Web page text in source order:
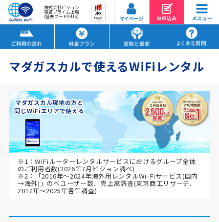
株式会社ビジョン
東証プライム上場
(証券コード9416)
マダガスカルで使えるWiFiレンタル
マダガスカル現地の方と
同じWiFiエリアで使える
※1：WiFiルーターレンタルサービスにおけるグループ全体
のご利用者数(2026年7月ビジョン調べ)
※2：「2016年～2024年海外用レンタルWi-Fiサービス(国内
→海外)」のべユーザー数、売上高調査(東京商工リサーチ、
2017年～2025年各年調査)